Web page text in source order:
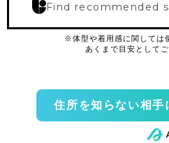
Find recommended
住所を知らない相手